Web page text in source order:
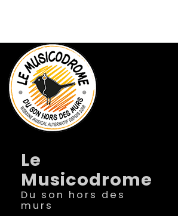
Le
Musicodrome
Du son hors des
murs